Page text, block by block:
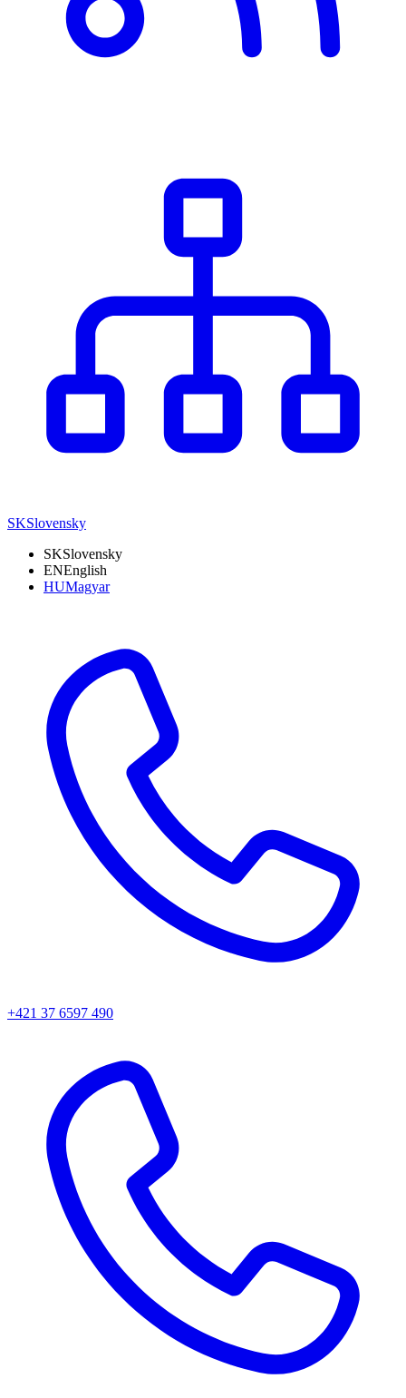
SKSlovensky
SKSlovensky
ENEnglish
HUMagyar
+421 37 6597 490